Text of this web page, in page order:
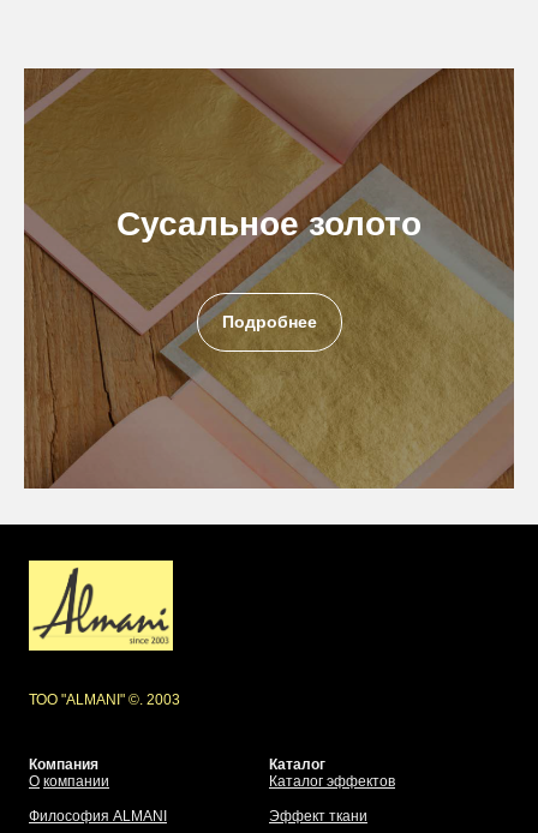
Сусальное золото
Подробнее
ТОО "ALMANI" ©. 2003
Компания
О компании
Философия ALMANI
Каталог
Каталог эффектов
Эффект ткани